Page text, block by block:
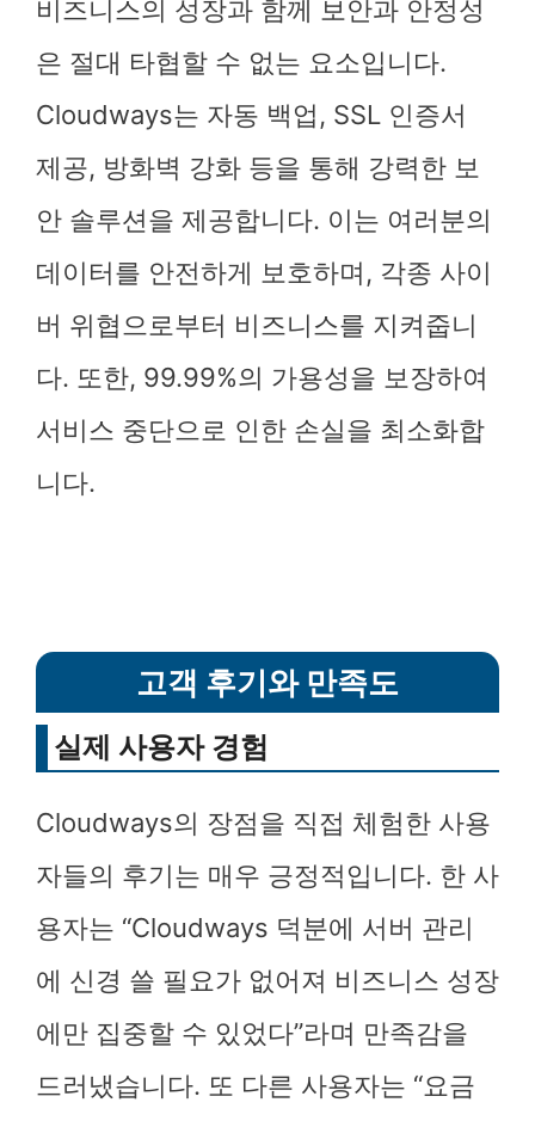
비즈니스의 성장과 함께 보안과 안정성
은 절대 타협할 수 없는 요소입니다.
Cloudways는 자동 백업, SSL 인증서
제공, 방화벽 강화 등을 통해 강력한 보
안 솔루션을 제공합니다. 이는 여러분의
데이터를 안전하게 보호하며, 각종 사이
버 위협으로부터 비즈니스를 지켜줍니
다. 또한, 99.99%의 가용성을 보장하여
서비스 중단으로 인한 손실을 최소화합
니다.
고객 후기와 만족도
실제 사용자 경험
Cloudways의 장점을 직접 체험한 사용
자들의 후기는 매우 긍정적입니다. 한 사
용자는 “Cloudways 덕분에 서버 관리
에 신경 쓸 필요가 없어져 비즈니스 성장
에만 집중할 수 있었다”라며 만족감을
드러냈습니다. 또 다른 사용자는 “요금